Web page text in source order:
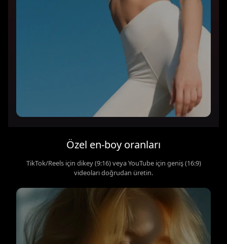
Özel en-boy oranları
TikTok/Reels için dikey (9:16) veya YouTube için geniş (16:9)
videoları doğrudan üretin.